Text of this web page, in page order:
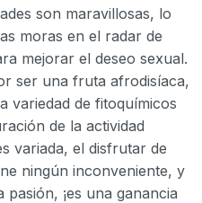
son maravillosas, lo
moras en el radar de
mejorar el deseo sexual.
ser una fruta afrodisíaca,
variedad de fitoquímicos
de la actividad
variada, el disfrutar de
ningún inconveniente, y
¡es una ganancia